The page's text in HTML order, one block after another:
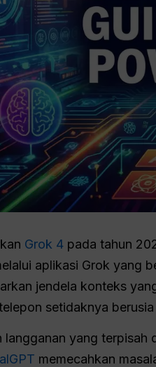
Grok 4 pada tahun
aplikasi Grok yang
jendela konteks
setidaknya berusia
langganan yang
memecahkan